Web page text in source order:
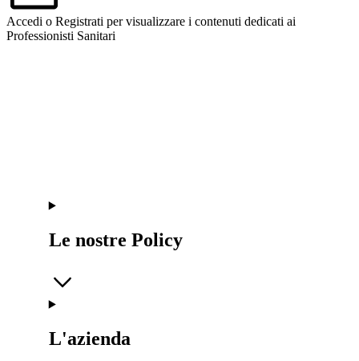
Accedi o Registrati per visualizzare i contenuti dedicati ai
Professionisti Sanitari
Le nostre Policy
L'azienda